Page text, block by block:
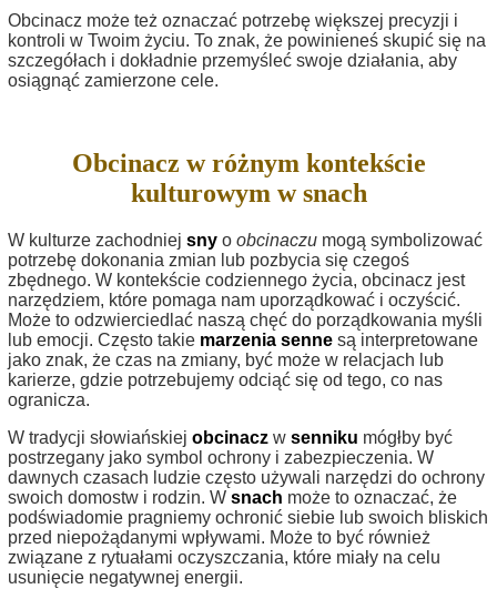
Obcinacz może też oznaczać potrzebę większej precyzji i
kontroli w Twoim życiu. To znak, że powinieneś skupić się na
szczegółach i dokładnie przemyśleć swoje działania, aby
osiągnąć zamierzone cele.
Obcinacz w różnym kontekście
kulturowym w snach
W kulturze zachodniej sny o obcinaczu mogą symbolizować
potrzebę dokonania zmian lub pozbycia się czegoś
zbędnego. W kontekście codziennego życia, obcinacz jest
narzędziem, które pomaga nam uporządkować i oczyścić.
Może to odzwierciedlać naszą chęć do porządkowania myśli
lub emocji. Często takie marzenia senne są interpretowane
jako znak, że czas na zmiany, być może w relacjach lub
karierze, gdzie potrzebujemy odciąć się od tego, co nas
ogranicza.
W tradycji słowiańskiej obcinacz w senniku mógłby być
postrzegany jako symbol ochrony i zabezpieczenia. W
dawnych czasach ludzie często używali narzędzi do ochrony
swoich domostw i rodzin. W snach może to oznaczać, że
podświadomie pragniemy ochronić siebie lub swoich bliskich
przed niepożądanymi wpływami. Może to być również
związane z rytuałami oczyszczania, które miały na celu
usunięcie negatywnej energii.